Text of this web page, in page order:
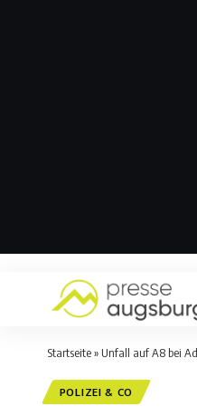
Startseite» Unfall auf A8 bei
POLIZEI & CO